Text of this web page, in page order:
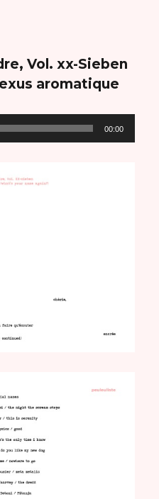
Vol. xx-Sieben
aromatique
00:00